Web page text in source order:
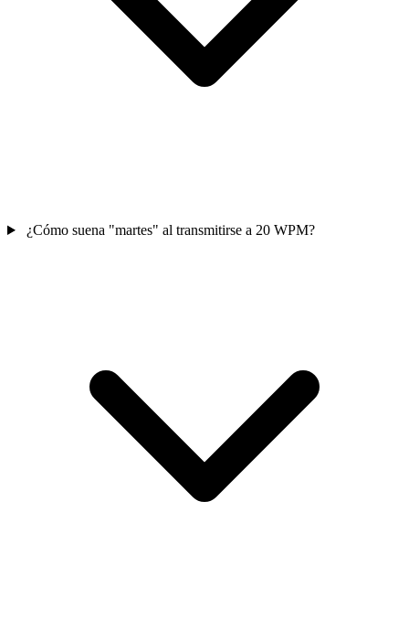
¿Cómo suena "martes" al transmitirse a 20 WPM?